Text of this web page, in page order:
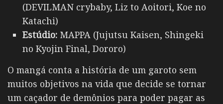
(DEVILMAN crybaby, Liz to Aoitori, Koe no
Katachi)
Estúdio: MAPPA (Jujutsu Kaisen, Shingeki
no Kyojin Final, Dororo)
O mangá conta a história de um garoto sem
muitos objetivos na vida que decide se tornar
um caçador de demônios para poder pagar as